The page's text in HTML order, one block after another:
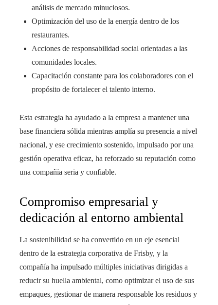
análisis de mercado minuciosos.
Optimización del uso de la energía dentro de los
restaurantes.
Acciones de responsabilidad social orientadas a las
comunidades locales.
Capacitación constante para los colaboradores con el
propósito de fortalecer el talento interno.
Esta estrategia ha ayudado a la empresa a mantener una
base financiera sólida mientras amplía su presencia a nivel
nacional, y ese crecimiento sostenido, impulsado por una
gestión operativa eficaz, ha reforzado su reputación como
una compañía seria y confiable.
Compromiso empresarial y
dedicación al entorno ambiental
La sostenibilidad se ha convertido en un eje esencial
dentro de la estrategia corporativa de Frisby, y la
compañía ha impulsado múltiples iniciativas dirigidas a
reducir su huella ambiental, como optimizar el uso de sus
empaques, gestionar de manera responsable los residuos y